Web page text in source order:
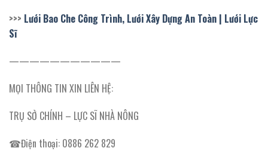
>>> Lưới Bao Che Công Trình, Lưới Xây Dựng An Toàn | Lưới Lực
Sĩ
———————————
MỌI THÔNG TIN XIN LIÊN HỆ:
TRỤ SỞ CHÍNH – LỰC SĨ NHÀ NÔNG
☎Điện thoại: 0886 262 829